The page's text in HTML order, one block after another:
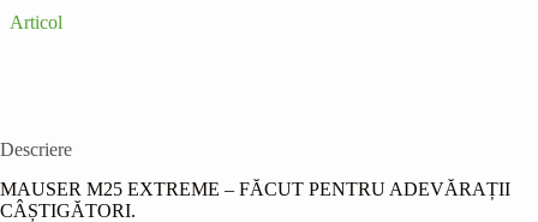
Articol
Descriere
MAUSER M25 EXTREME – FĂCUT PENTRU ADEVĂRAȚII
CÂȘTIGĂTORI.